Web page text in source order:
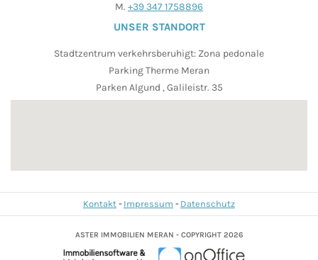
M. +39 347 1758896
UNSER STANDORT
Stadtzentrum verkehrsberuhigt: Zona pedonale
Parking Therme Meran
Parken Algund , Galileistr. 35
Kontakt Impressum Datenschutz
ASTER IMMOBILIEN MERAN - COPYRIGHT 2026